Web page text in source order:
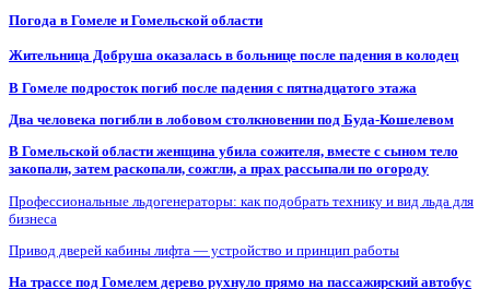
Погода в Гомеле и Гомельской области
Жительница Добруша оказалась в больнице после падения в колодец
В Гомеле подросток погиб после падения с пятнадцатого этажа
Два человека погибли в лобовом столкновении под Буда-Кошелевом
В Гомельской области женщина убила сожителя, вместе с сыном тело
закопали, затем раскопали, сожгли, а прах рассыпали по огороду
Профессиональные льдогенераторы: как подобрать технику и вид льда для
бизнеса
Привод дверей кабины лифта — устройство и принцип работы
На трассе под Гомелем дерево рухнуло прямо на пассажирский автобус